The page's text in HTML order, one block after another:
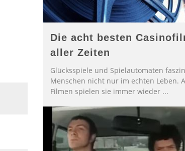
Die acht besten
aller Zeiten
Glücksspiele und Spielautomaten
Menschen nicht nur im echten Leben.
Filmen spielen sie immer wieder ...